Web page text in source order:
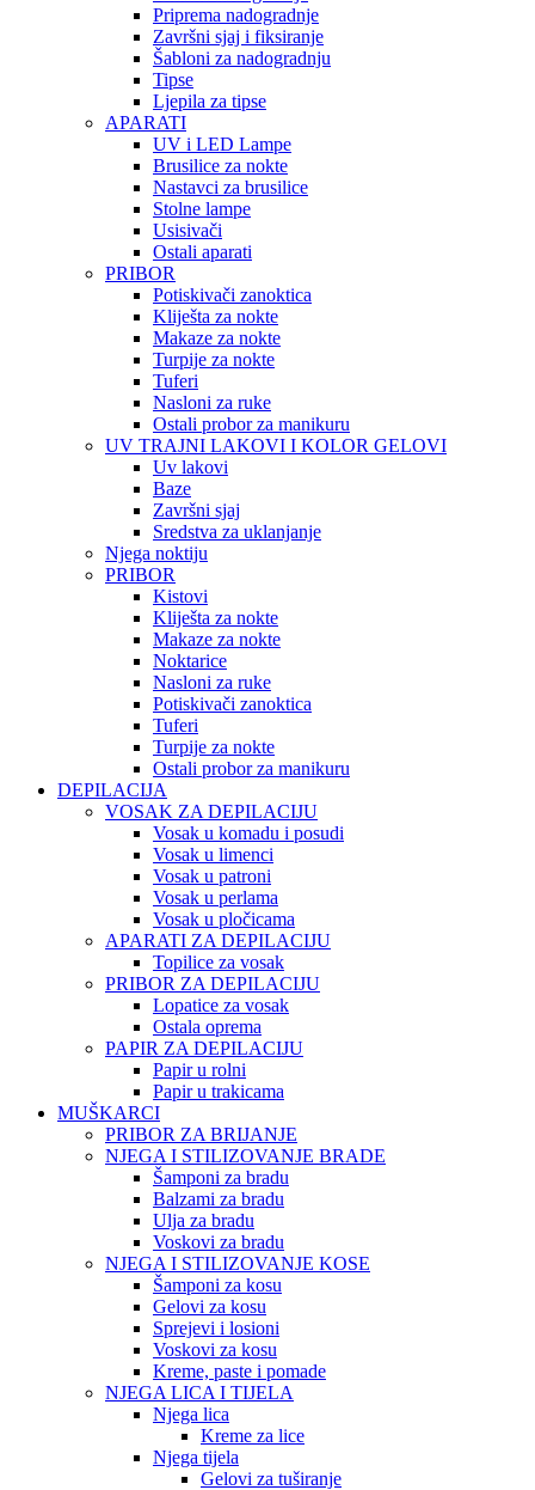
Priprema nadogradnje
Završni sjaj i fiksiranje
Šabloni za nadogradnju
Tipse
Ljepila za tipse
APARATI
UV i LED Lampe
Brusilice za nokte
Nastavci za brusilice
Stolne lampe
Usisivači
Ostali aparati
PRIBOR
Potiskivači zanoktica
Kliješta za nokte
Makaze za nokte
Turpije za nokte
Tuferi
Nasloni za ruke
Ostali probor za manikuru
UV TRAJNI LAKOVI I KOLOR GELOVI
Uv lakovi
Baze
Završni sjaj
Sredstva za uklanjanje
Njega noktiju
PRIBOR
Kistovi
Kliješta za nokte
Makaze za nokte
Noktarice
Nasloni za ruke
Potiskivači zanoktica
Tuferi
Turpije za nokte
Ostali probor za manikuru
DEPILACIJA
VOSAK ZA DEPILACIJU
Vosak u komadu i posudi
Vosak u limenci
Vosak u patroni
Vosak u perlama
Vosak u pločicama
APARATI ZA DEPILACIJU
Topilice za vosak
PRIBOR ZA DEPILACIJU
Lopatice za vosak
Ostala oprema
PAPIR ZA DEPILACIJU
Papir u rolni
Papir u trakicama
MUŠKARCI
PRIBOR ZA BRIJANJE
NJEGA I STILIZOVANJE BRADE
Šamponi za bradu
Balzami za bradu
Ulja za bradu
Voskovi za bradu
NJEGA I STILIZOVANJE KOSE
Šamponi za kosu
Gelovi za kosu
Sprejevi i losioni
Voskovi za kosu
Kreme, paste i pomade
NJEGA LICA I TIJELA
Njega lica
Kreme za lice
Njega tijela
Gelovi za tuširanje